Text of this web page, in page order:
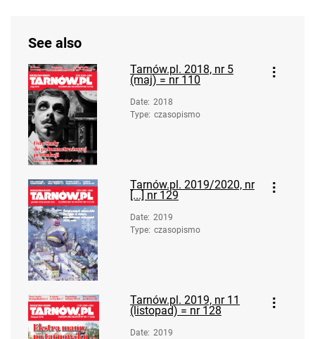
See also
Tarnów.pl. 2018, nr 5
(maj) = nr 110
Date: 2018
Type: czasopismo
Tarnów.pl. 2019/2020, nr
[...] nr 129
Date: 2019
Type: czasopismo
Tarnów.pl. 2019, nr 11
(listopad) = nr 128
Date: 2019